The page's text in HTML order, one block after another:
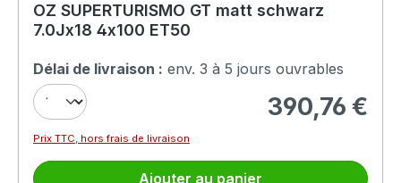
OZ SUPERTURISMO GT matt schwarz
7.0Jx18 4x100 ET50
Délai de livraison : env. 3 à 5 jours ouvrables
Prix régulier :
390,76 €
Prix TTC, hors frais de livraison
Ajouter au panier